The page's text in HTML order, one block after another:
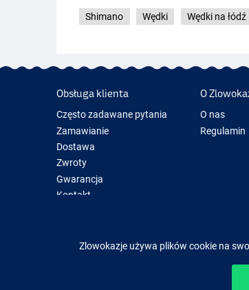
Shimano Wędki Wędki na łódź
Obsługa klienta
Często zadawane pytania
Zamawianie
Dostawa
Zwroty
Gwarancja
Kontakt
O
O nas
Regulamin
Zlowokazje używa plików cookie na